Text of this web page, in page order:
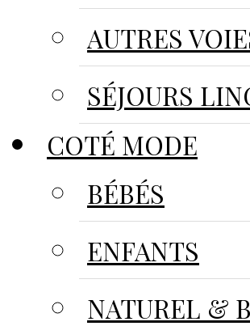
AUTRES
SÉJOURS
COTÉ MODE
BÉBÉS
ENFANTS
NATUREL &